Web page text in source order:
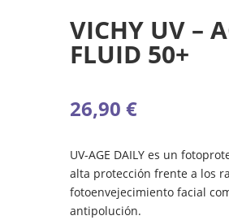
VICHY UV –
FLUID 50+
26,90 €
UV-AGE DAILY es un
alta protección frente a los
fotoenvejecimiento facial
antipolución.